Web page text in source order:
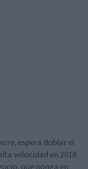
espera doblar el
velocidad en 2018.
que ponga en